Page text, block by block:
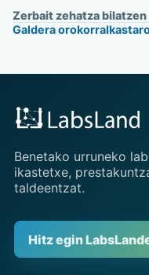
Zerbait zehatza bilatzen
Galdera orokorra
Benetako urruneko
ikastetxe,
taldeentzat.
Hitz egin